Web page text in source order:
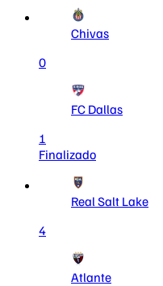
Chivas
0
FC Dallas
1
Finalizado
Real Salt Lake
4
Atlante